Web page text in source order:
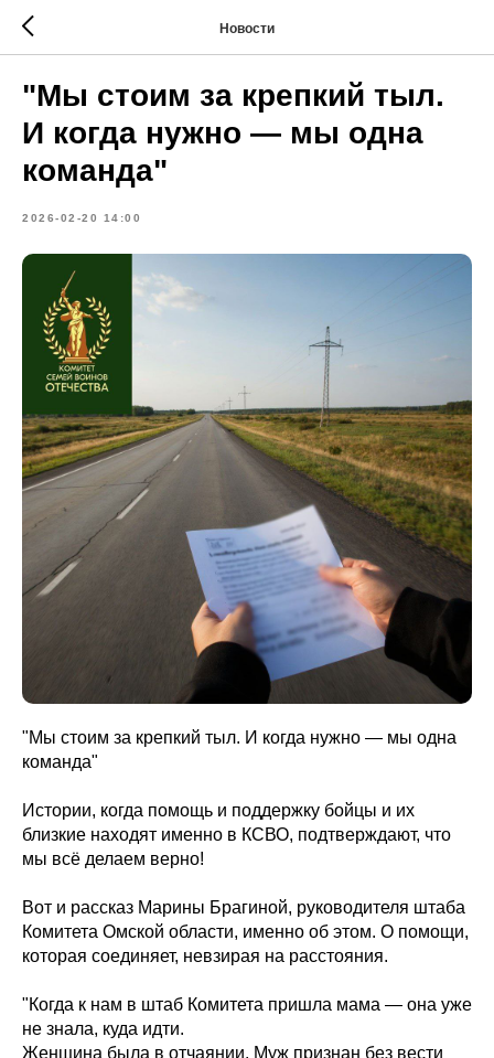
Новости
"Мы стоим за крепкий тыл.
И когда нужно — мы одна
команда"
2026-02-20 14:00
"Мы стоим за крепкий тыл. И когда нужно — мы одна
команда"
Истории, когда помощь и поддержку бойцы и их
близкие находят именно в КСВО, подтверждают, что
мы всё делаем верно!
Вот и рассказ Марины Брагиной, руководителя штаба
Комитета Омской области, именно об этом. О помощи,
которая соединяет, невзирая на расстояния.
"Когда к нам в штаб Комитета пришла мама — она уже
не знала, куда идти.
Женщина была в отчаянии. Муж признан без вести